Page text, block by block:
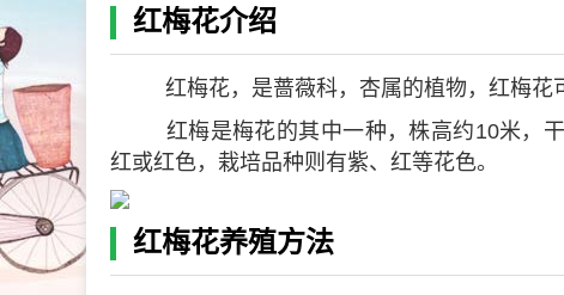
红梅花介绍
红梅花，是蔷薇科，杏属的植物，红梅花
红梅是梅花的其中一种，株高约10米，
红或红色，栽培品种则有紫、红等花色。
红梅花养殖方法